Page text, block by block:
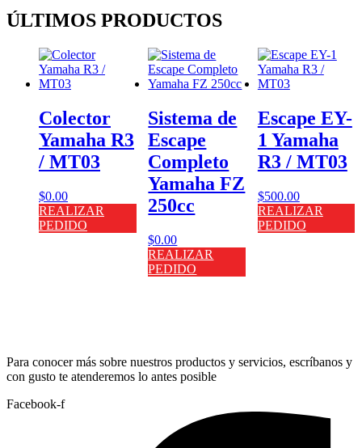
ÚLTIMOS PRODUCTOS
Colector
Yamaha R3
/ MT03
$0.00
REALIZAR
PEDIDO
Sistema de
Escape
Completo
Yamaha FZ
250cc
$0.00
REALIZAR
PEDIDO
Escape EY-
1 Yamaha
R3 / MT03
$500.00
REALIZAR
PEDIDO
Para conocer más sobre nuestros productos y servicios, escríbanos y
con gusto te atenderemos lo antes posible
Facebook-f